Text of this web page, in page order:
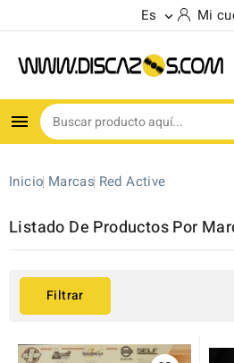
Es  Mi

Inicio Marcas Red Active
Listado De Productos Por
Filtrar